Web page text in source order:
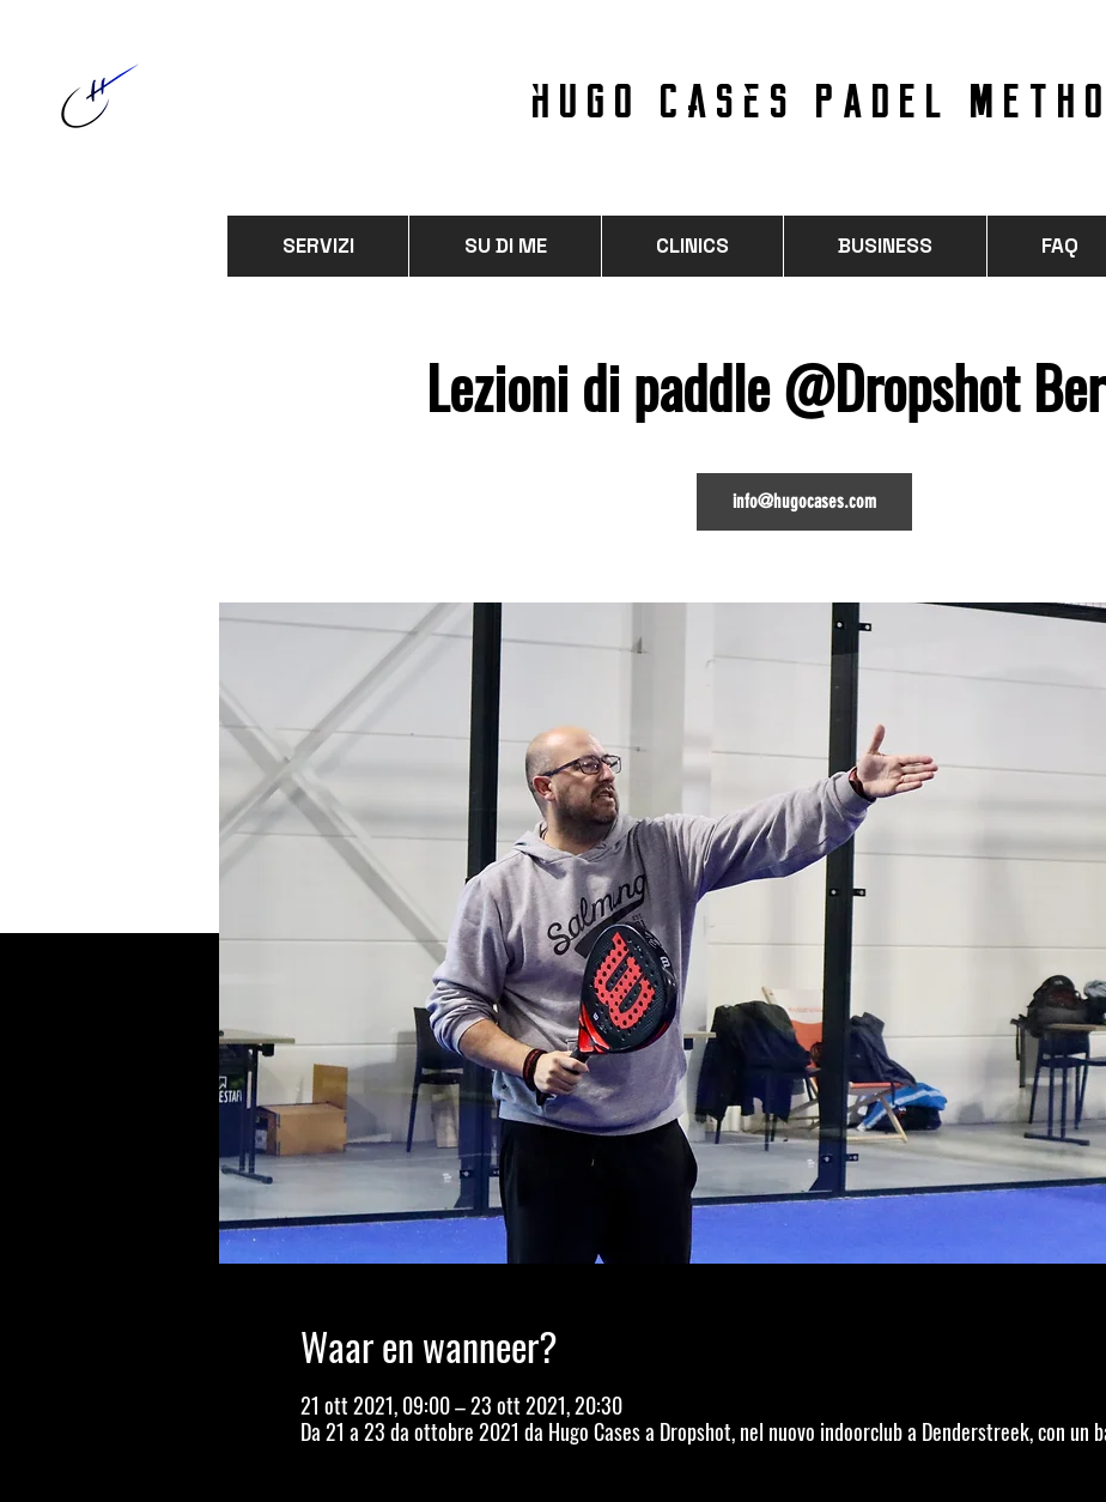
hugo cases PADEL
SERVIZI SU DI ME CLINICS BUSINESS FAQ
Lezioni di paddle @Dropshot
info@hugocases.com
Waar en wanneer?
21 ott 2021, 09:00 – 23 ott 2021, 20:30
Da 21 a 23 da ottobre 2021 da Hugo Cases a Dropshot, nel nuovo indoorclub a Denderstreek, con un